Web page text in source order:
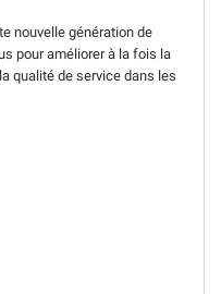
nouvelle génération de
pour améliorer à la fois la
qualité de service dans les